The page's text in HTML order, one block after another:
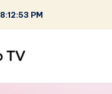
8:12:54 PM